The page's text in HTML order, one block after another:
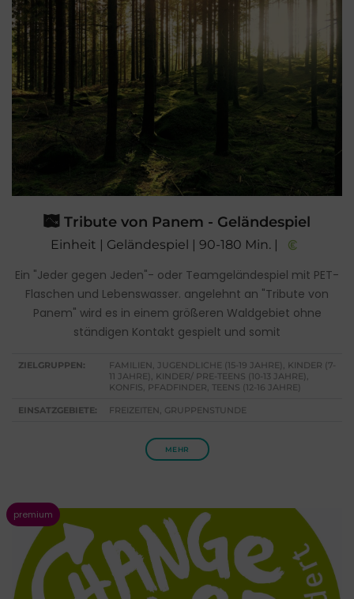
Tribute von Panem - Geländespiel
Einheit | Geländespiel | 90-180 Min. |
Ein "Jeder gegen Jeden"- oder Teamgeländespiel mit PET-
Flaschen und Lebenswasser. angelehnt an "Tribute von
Panem" wird es in einem größeren Waldgebiet ohne
ständigen Kontakt gespielt und somit
ZIELGRUPPEN:
FAMILIEN, JUGENDLICHE (15-19 JAHRE), KINDER (7-
11 JAHRE), KINDER/ PRE-TEENS (10-13 JAHRE),
KONFIS, PFADFINDER, TEENS (12-16 JAHRE)
EINSATZGEBIETE: FREIZEITEN, GRUPPENSTUNDE
MEHR